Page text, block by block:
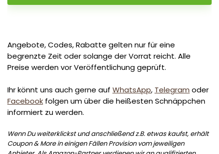
Angebote, Codes, Rabatte gelten nur für eine
begrenzte Zeit oder solange der Vorrat reicht. Alle
Preise werden vor Veröffentlichung geprüft.
Ihr könnt uns auch gerne auf WhatsApp, Telegram oder
Facebook folgen um über die heißesten Schnäppchen
informiert zu werden.
Wenn Du weiterklickst und anschließend z.B. etwas kaufst, erhält
Coupon & More in einigen Fällen Provision vom jeweiligen